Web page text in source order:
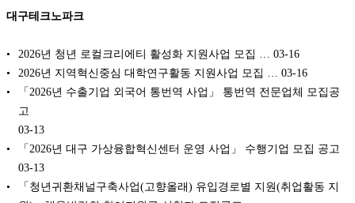
대구테크노파크
2026년 청년 로컬크리에티 활성화 지원사업 모집 …
03-16
2026년 지역혁신중심 대학연구활동 지원사업 모집 …
03-16
「2026년 수출기업 외국어 통번역 사업」 통번역 전문업체 모집공
고
03-13
「2026년 대구 가상융합혁신센터 운영 사업」 수행기업 모집 공고
03-13
「청년귀환채널구축사업(고향올래) 유입경로별 지원(취업활동 지